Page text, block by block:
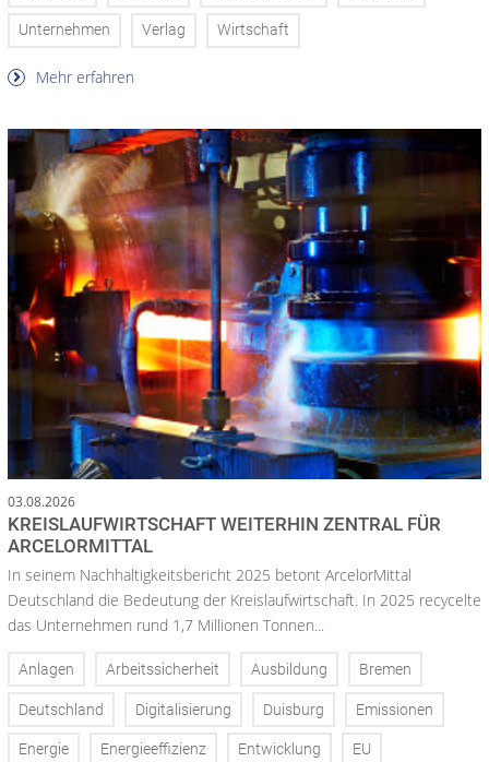
Unternehmen Verlag Wirtschaft
Mehr erfahren
03.08.2026
KREISLAUFWIRTSCHAFT WEITERHIN ZENTRAL FÜR
ARCELORMITTAL
In seinem Nachhaltigkeitsbericht 2025 betont ArcelorMittal
Deutschland die Bedeutung der Kreislaufwirtschaft. In 2025 recycelte
das Unternehmen rund 1,7 Millionen Tonnen...
Anlagen Arbeitssicherheit Ausbildung Bremen
Deutschland Digitalisierung Duisburg Emissionen
Energie Energieeffizienz Entwicklung EU